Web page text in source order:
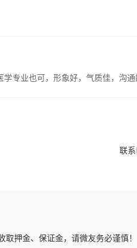
专业也可，形象好，气质佳，沟通
联系
取押金、保证金，请微友务必谨慎！